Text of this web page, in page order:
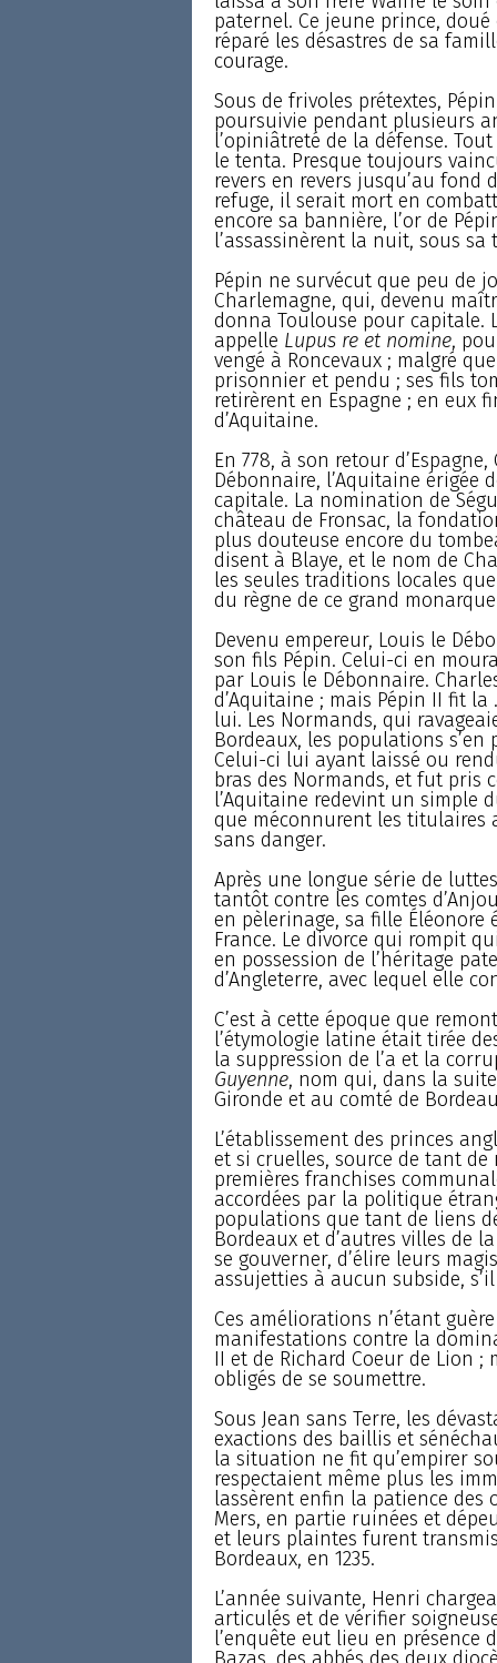
paternel. Ce jeune prince, doué
réparé les désastres de sa
courage.
Sous de frivoles prétextes,
poursuivie pendant plusieurs
l’opiniâtreté de la défense.
le tenta. Presque toujours
revers en revers jusqu’au fond
refuge, il serait mort en
encore sa bannière, l’or de
l’assassinèrent la nuit, sous sa
Pépin ne survécut que peu de
Charlemagne, qui, devenu
donna Toulouse pour capitale.
appelle Lupus re et nomine,
vengé à Roncevaux ; malgré
prisonnier et pendu ; ses fils
retirèrent en Espagne ; en eux
d’Aquitaine.
En 778, à son retour
Débonnaire, l’Aquitaine érigée
capitale. La nomination de
château de Fronsac, la
plus douteuse encore du
disent à Blaye, et le nom de
les seules traditions locales
du règne de ce grand
Devenu empereur, Louis le
son fils Pépin. Celui-ci en
par Louis le Débonnaire.
d’Aquitaine ; mais Pépin II fit
lui. Les Normands, qui
Bordeaux, les populations
Celui-ci lui ayant laissé ou
bras des Normands, et fut pris
l’Aquitaine redevint un simple
que méconnurent les titulaires
sans danger.
Après une longue série de
tantôt contre les comtes
en pèlerinage, sa fille Éléonore
France. Le divorce qui rompit
en possession de l’héritage
d’Angleterre, avec lequel elle
C’est à cette époque que
l’étymologie latine était tirée
la suppression de l’a et la
Guyenne, nom qui, dans la
Gironde et au comté de
L’établissement des princes
et si cruelles, source de tant
premières franchises
accordées par la politique
populations que tant de liens
Bordeaux et d’autres villes de
se gouverner, d’élire leurs
assujetties à aucun subside,
Ces améliorations n’étant
manifestations contre la
II et de Richard Coeur de Lion
obligés de se soumettre.
Sous Jean sans Terre, les
exactions des baillis et
la situation ne fit qu’empirer
respectaient même plus les
lassèrent enfin la patience des
Mers, en partie ruinées et
et leurs plaintes furent
Bordeaux, en 1235.
L’année suivante, Henri
articulés et de vérifier
l’enquête eut lieu en présence